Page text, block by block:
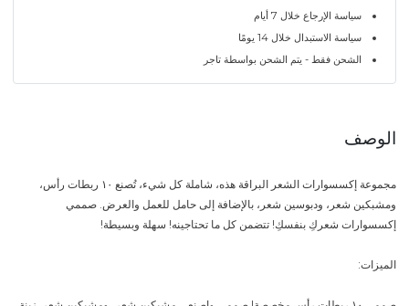
سياسة الإرجاع خلال 7 أيام
سياسة الاستبدال خلال 14 يومًا
الشحن فقط - يتم الشحن بواسطة تاجر
الوصف
مجموعة إكسسوارات الشعر البراقة هذه، شاملة كل شيء، تُصنع ١٠ ربطات رأس،
ومشبكين شعر، ودبوسين شعر، بالإضافة إلى حامل للعمل والعرض. صممي
إكسسوارات شعركِ بنفسكِ! تتضمن كل ما تحتاجينه! سهلة وبسيطة!
الميزات: